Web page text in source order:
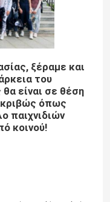
ρητίνης
SLA
ξέραμε και
του
είναι σε θέση
όπως
παιχνιδιών
κοινού!